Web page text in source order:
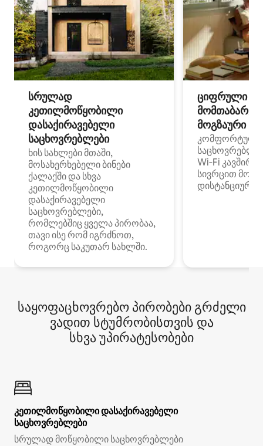
სრულად
კეთილმოწყობილი
დასაქირავებელი
საცხოვრებლები
ხის სახლები მთაში,
მოსახერხებელი ბინები
ქალაქში და სხვა
კეთილმოწყობილი
დასაქირავებელი
საცხოვრებლები,
რომლებშიც ყველა პირობაა,
თავი ისე რომ იგრძნოთ,
როგორც საკუთარ სახლში.
ციფრული
მოგზაური
კომფორტული
Wi‑Fi
სივრცით
დისტანციური
საყოფაცხოვრებო პირობები გრძელი
ვადით სტუმრობისთვის და
სხვა უპირატესობები
კეთილმოწყობილი დასაქირავებელი
საცხოვრებლები
სრულად მოწყობილი საცხოვრებლები